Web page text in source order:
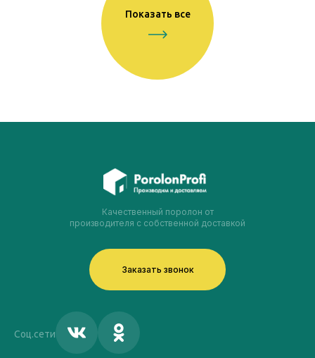
Показать все
Качественный поролон от
производителя с собственной доставкой
Заказать звонок
Соц.сети